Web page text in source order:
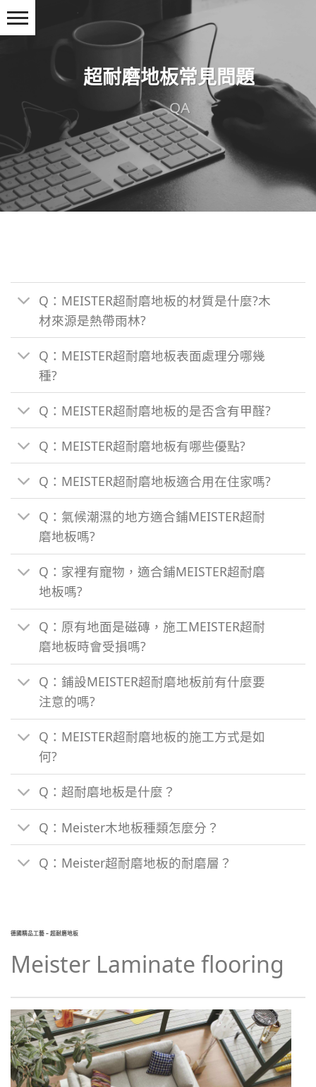
Skip
to
超耐磨地板常見問題
QA
Q：MEISTER超耐磨地板的材質是什麼?木
材來源是熱帶雨林?
Q：MEISTER超耐磨地板表面處理分哪幾
種?
Q：MEISTER超耐磨地板的是否含有甲醛?
Q：MEISTER超耐磨地板有哪些優點?
Q：MEISTER超耐磨地板適合用在住家嗎?
Q：氣候潮濕的地方適合鋪MEISTER超耐
磨地板嗎?
Q：家裡有寵物，適合鋪MEISTER超耐磨
地板嗎?
Q：原有地面是磁磚，施工MEISTER超耐
磨地板時會受損嗎?
Q：鋪設MEISTER超耐磨地板前有什麼要
注意的嗎?
Q：MEISTER超耐磨地板的施工方式是如
何?
Q：超耐磨地板是什麼？
Q：Meister木地板種類怎麼分？
Q：Meister超耐磨地板的耐磨層？
德國精品工藝 – 超耐磨地板
Meister Lam­in­ate floor­ing